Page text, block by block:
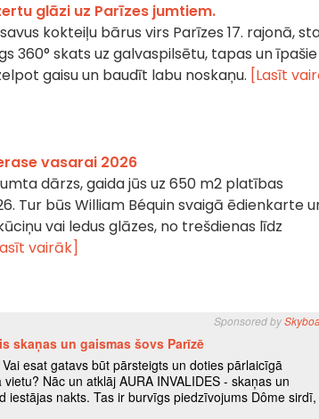
glāzi uz Parīzes jumtiem.
kokteiļu bārus virs Parīzes 17. rajonā,
360° skats uz galvaspilsētu, tapas un īpašie
gaisu un baudīt labu noskaņu. [Lasīt
vasarai 2026
dārzs, gaida jūs uz 650 m2 platības
Tur būs William Béquin svaigā ēdienkarte
vai ledus glāzes, no trešdienas līdz
vairāk]